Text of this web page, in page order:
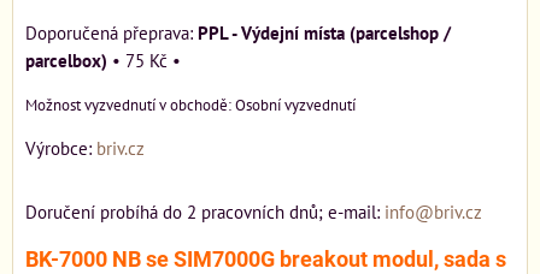
PPL - Výdejní místa (parcelshop /
parcelbox) • 75 Kč •
Osobní vyzvednutí
Výrobce: briv.cz
Doručení probíhá do 2 pracovních dnů; e-mail: info@briv.cz
BK-7000 NB se SIM7000G breakout modul, sada s